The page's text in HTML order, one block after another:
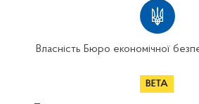
Власність Бюро економічної